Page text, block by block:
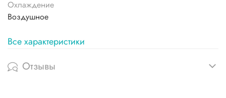
Охлаждение
Воздушное
Все характеристики
Отзывы